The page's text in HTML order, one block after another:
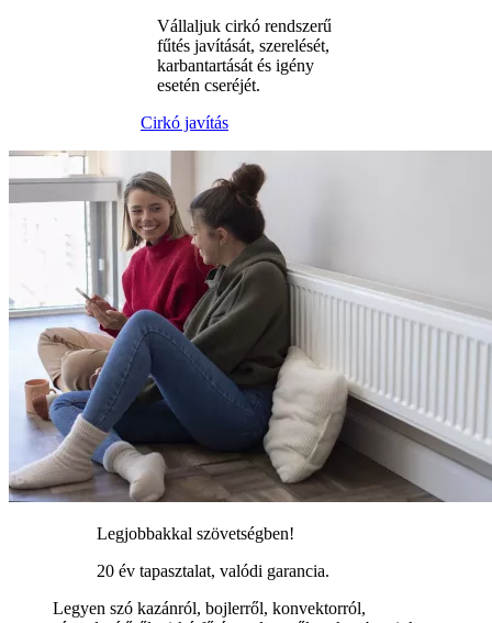
Vállaljuk cirkó rendszerű
fűtés javítását, szerelését,
karbantartását és igény
esetén cseréjét.
Cirkó javítás
Legjobbakkal szövetségben!
20 év tapasztalat, valódi garancia.
Legyen szó kazánról, bojlerről, konvektorról,